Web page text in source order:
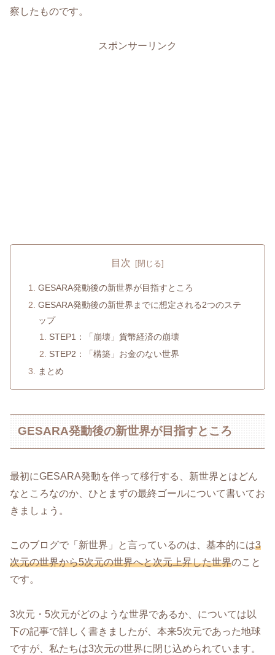
察したものです。
スポンサーリンク
目次
GESARA発動後の新世界が目指すところ
GESARA発動後の新世界までに想定される2つのステ
ップ
STEP1：「崩壊」貨幣経済の崩壊
STEP2：「構築」お金のない世界
まとめ
GESARA発動後の新世界が目指すところ
最初にGESARA発動を伴って移行する、新世界とはどん
なところなのか、ひとまずの最終ゴールについて書いてお
きましょう。
このブログで「新世界」と言っているのは、基本的には3
次元の世界から5次元の世界へと次元上昇した世界のこと
です。
3次元・5次元がどのような世界であるか、については以
下の記事で詳しく書きましたが、本来5次元であった地球
ですが、私たちは3次元の世界に閉じ込められています。